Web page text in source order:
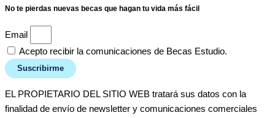
No te pierdas nuevas becas que hagan tu vida más fácil
Email
Acepto recibir la comunicaciones de Becas Estudio.
Suscribirme
EL PROPIETARIO DEL SITIO WEB tratará sus datos con la
finalidad de envío de newsletter y comunicaciones comerciales